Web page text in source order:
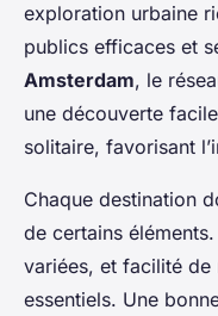
exploration urbaine
publics efficaces et
Amsterdam, le
une découverte
solitaire, favorisant
Chaque destination
de certains éléments.
variées, et facilité
essentiels. Une